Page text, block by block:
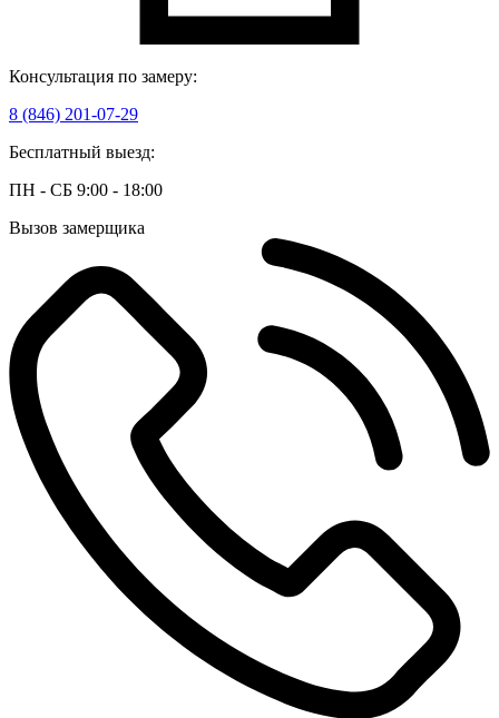
Консультация по замеру:
8 (846) 201-07-29
Бесплатный выезд:
ПН - СБ 9:00 - 18:00
Вызов замерщика